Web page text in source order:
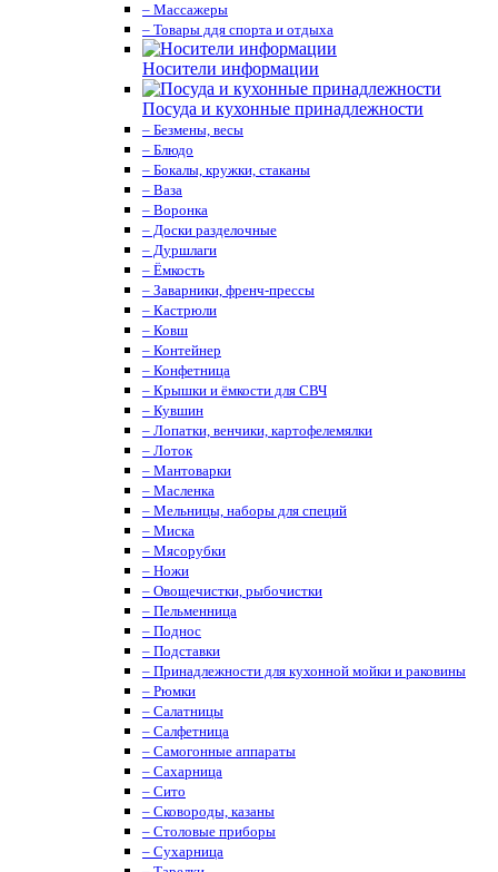
– Массажеры
– Товары ддя спорта и отдыха
Носители информации
Посуда и кухонные принадлежности
– Безмены, весы
– Блюдо
– Бокалы, кружки, стаканы
– Ваза
– Воронка
– Доски разделочные
– Дуршлаги
– Ёмкость
– Заварники, френч-прессы
– Кастрюли
– Ковш
– Контейнер
– Конфетница
– Крышки и ёмкости для СВЧ
– Кувшин
– Лопатки, венчики, картофелемялки
– Лоток
– Мантоварки
– Масленка
– Мельницы, наборы для специй
– Миска
– Мясорубки
– Ножи
– Овощечистки, рыбочистки
– Пельменница
– Поднос
– Подставки
– Принадлежности для кухонной мойки и раковины
– Рюмки
– Салатницы
– Салфетница
– Самогонные аппараты
– Сахарница
– Сито
– Сковороды, казаны
– Столовые приборы
– Сухарница